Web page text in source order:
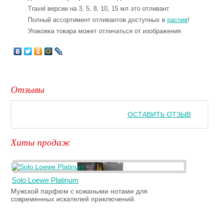
Travel версии на 3, 5, 8, 10, 15 мл это отливант
Полный ассортимент отливантов доступных враспив!
Упаковка товара может отличаться от изображения.
Отзывы
ОСТАВИТЬ ОТЗЫВ
Хиты продаж
Solo Loewe Platinum
Мужской парфюм с кожаными нотами для
современных искателей приключений.